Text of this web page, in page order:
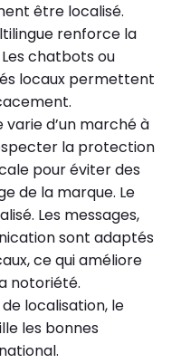
être localisé.
renforce la
chatbots ou
locaux permettent
d’un marché à
la protection
pour éviter des
de la marque. Le
Les messages,
sont adaptés
ce qui améliore
notoriété.
localisation, le
les bonnes